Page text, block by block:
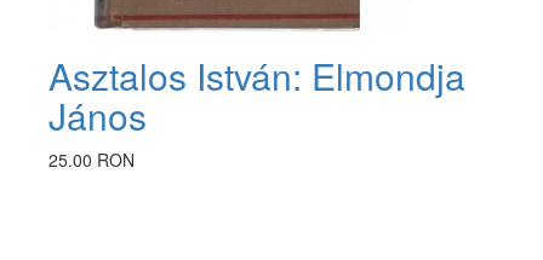
Asztalos István: Elmondja
János
25.00 RON